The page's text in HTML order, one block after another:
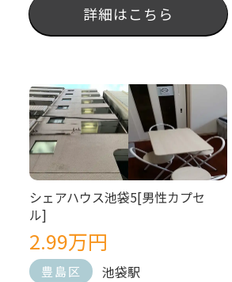
詳細はこちら
シェアハウス池袋5[男性カプセ
ル]
2.99万円
豊島区 池袋駅